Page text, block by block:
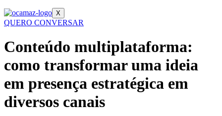
X
QUERO CONVERSAR
Conteúdo multiplataforma:
como transformar uma ideia
em presença estratégica em
diversos canais